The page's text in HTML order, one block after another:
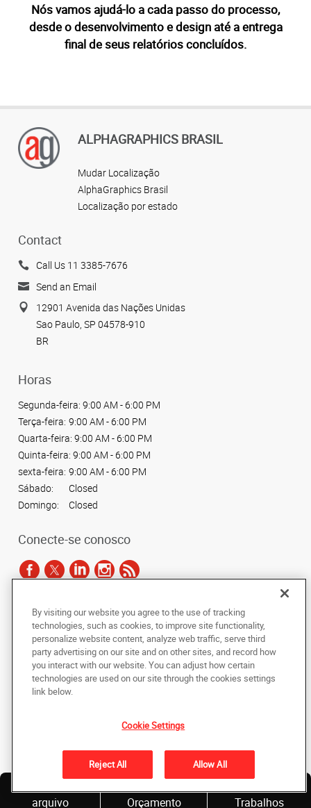
arquivo
Orçamento
Trabalhos
Nós vamos ajudá-lo a cada passo do processo,
desde o desenvolvimento e design até a entrega
final de seus relatórios concluídos.
ALPHAGRAPHICS BRASIL
Mudar Localização
AlphaGraphics Brasil
Localização por estado
Contact
Call Us 11 3385-7676
Send an Email
12901 Avenida das Nações Unidas
Sao Paulo, SP 04578-910
BR
Horas
Segunda-feira: 9:00 AM - 6:00 PM
Terça-feira: 9:00 AM - 6:00 PM
Quarta-feira: 9:00 AM - 6:00 PM
Quinta-feira: 9:00 AM - 6:00 PM
sexta-feira: 9:00 AM - 6:00 PM
Sábado:
Closed
Domingo:
Closed
Conecte-se conosco
Copyright © 2024 AlphaGraphics Printshops do Brasil. Todos os direitos
reservados.
Back to Top
Política de Privacidade
De acordo com as leis de direitos autorais, esta documentação não pode ser
copiada, fotocopiada, reproduzida, traduzida ou reduzida a qualquer meio
eletrônico ou forma legível por máquina, no todo ou em parte, sem o
consentimento prévio por escrito da AlphaGraphics Brasil.
By visiting our website you agree to the use of tracking
technologies, such as cookies, to improve site functionality,
personalize website content, analyze web traffic, serve third
party advertising on our site and on other sites, and record how
you interact with our website. You can adjust how certain
technologies are used on our site through the cookies settings
link below.
Cookie Settings
Reject All Allow All